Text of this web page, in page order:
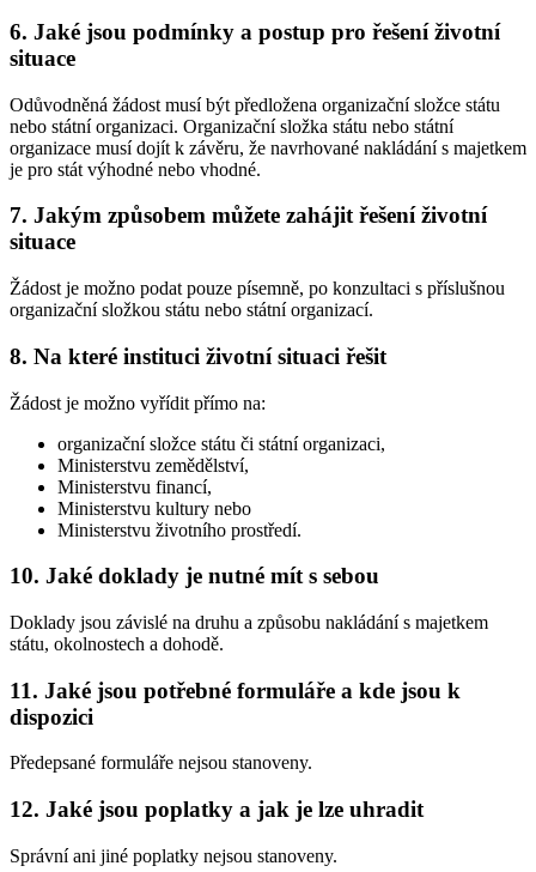
6. Jaké jsou podmínky a postup pro řešení životní
situace
Odůvodněná žádost musí být předložena organizační složce státu
nebo státní organizaci. Organizační složka státu nebo státní
organizace musí dojít k závěru, že navrhované nakládání s majetkem
je pro stát výhodné nebo vhodné.
7. Jakým způsobem můžete zahájit řešení životní
situace
Žádost je možno podat pouze písemně, po konzultaci s příslušnou
organizační složkou státu nebo státní organizací.
8. Na které instituci životní situaci řešit
Žádost je možno vyřídit přímo na:
organizační složce státu či státní organizaci,
Ministerstvu zemědělství,
Ministerstvu financí,
Ministerstvu kultury nebo
Ministerstvu životního prostředí.
10. Jaké doklady je nutné mít s sebou
Doklady jsou závislé na druhu a způsobu nakládání s majetkem
státu, okolnostech a dohodě.
11. Jaké jsou potřebné formuláře a kde jsou k
dispozici
Předepsané formuláře nejsou stanoveny.
12. Jaké jsou poplatky a jak je lze uhradit
Správní ani jiné poplatky nejsou stanoveny.